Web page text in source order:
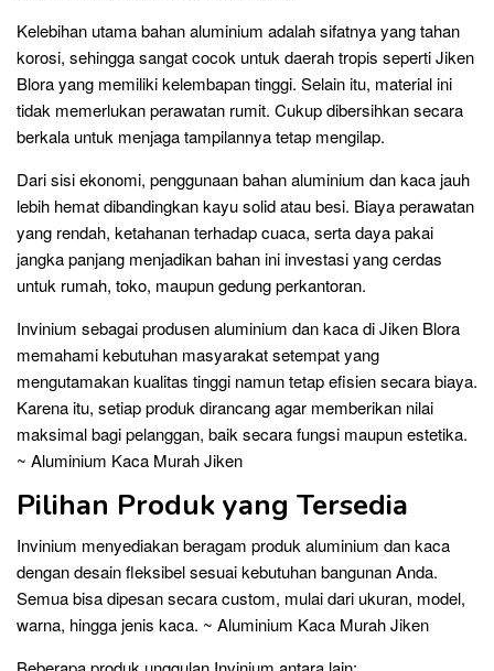
Kelebihan utama bahan aluminium adalah sifatnya yang tahan
korosi, sehingga sangat cocok untuk daerah tropis seperti Jiken
Blora yang memiliki kelembapan tinggi. Selain itu, material ini
tidak memerlukan perawatan rumit. Cukup dibersihkan secara
berkala untuk menjaga tampilannya tetap mengilap.
Dari sisi ekonomi, penggunaan bahan aluminium dan kaca jauh
lebih hemat dibandingkan kayu solid atau besi. Biaya perawatan
yang rendah, ketahanan terhadap cuaca, serta daya pakai
jangka panjang menjadikan bahan ini investasi yang cerdas
untuk rumah, toko, maupun gedung perkantoran.
Invinium sebagai produsen aluminium dan kaca di Jiken Blora
memahami kebutuhan masyarakat setempat yang
mengutamakan kualitas tinggi namun tetap efisien secara biaya.
Karena itu, setiap produk dirancang agar memberikan nilai
maksimal bagi pelanggan, baik secara fungsi maupun estetika.
~ Aluminium Kaca Murah Jiken
Pilihan Produk yang Tersedia
Invinium menyediakan beragam produk aluminium dan kaca
dengan desain fleksibel sesuai kebutuhan bangunan Anda.
Semua bisa dipesan secara custom, mulai dari ukuran, model,
warna, hingga jenis kaca. ~ Aluminium Kaca Murah Jiken